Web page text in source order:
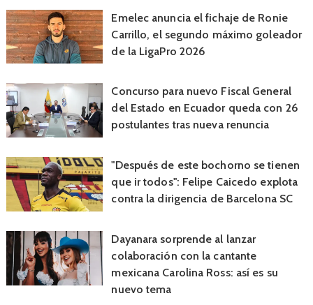
Emelec anuncia el fichaje de Ronie
Carrillo, el segundo máximo goleador
de la LigaPro 2026
Concurso para nuevo Fiscal General
del Estado en Ecuador queda con 26
postulantes tras nueva renuncia
"Después de este bochorno se tienen
que ir todos": Felipe Caicedo explota
contra la dirigencia de Barcelona SC
Dayanara sorprende al lanzar
colaboración con la cantante
mexicana Carolina Ross: así es su
nuevo tema